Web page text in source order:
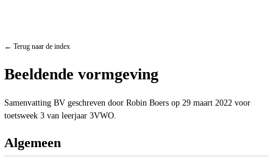
← Terug naar de index
Beeldende vormgeving
Samenvatting BV geschreven door Robin Boers op 29 maart 2022 voor
toetsweek 3 van leerjaar 3VWO.
Algemeen